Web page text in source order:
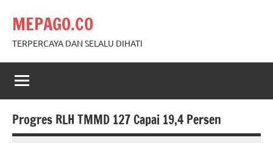
content
MEPAGO.CO
TERPERCAYA DAN SELALU DIHATI
Progres RLH TMMD 127 Capai 19,4 Persen